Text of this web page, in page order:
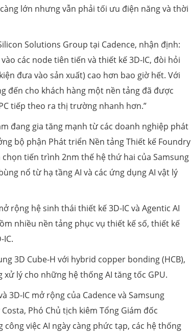
lớn nhưng vẫn phải tối ưu điện năng và thời
Solutions Group tại Cadence, nhận định:
các node tiên tiến và thiết kế 3D-IC, đòi hỏi
đưa vào sản xuất) cao hơn bao giờ hết. Với
đến cho khách hàng một nền tảng đã được
tiếp theo ra thị trường nhanh hơn.”
đang gia tăng mạnh từ các doanh nghiệp phát
bộ phận Phát triển Nền tảng Thiết kế Foundry
chọn tiến trình 2nm thế hệ thứ hai của Samsung
nổ từ hạ tầng AI và các ứng dụng AI vật lý
rộng hệ sinh thái thiết kế 3D-IC và Agentic AI
nhiều nền tảng phục vụ thiết kế số, thiết kế
3D Cube-H với hybrid copper bonding (HCB),
lý cho những hệ thống AI tăng tốc GPU.
3D-IC mở rộng của Cadence và Samsung
Phó Chủ tịch kiêm Tổng Giám đốc
việc AI ngày càng phức tạp, các hệ thống